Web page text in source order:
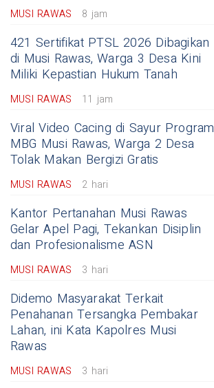
MUSI RAWAS 8 jam
421 Sertifikat PTSL 2026 Dibagikan
di Musi Rawas, Warga 3 Desa Kini
Miliki Kepastian Hukum Tanah
MUSI RAWAS 11 jam
Viral Video Cacing di Sayur Program
MBG Musi Rawas, Warga 2 Desa
Tolak Makan Bergizi Gratis
MUSI RAWAS 2 hari
Kantor Pertanahan Musi Rawas
Gelar Apel Pagi, Tekankan Disiplin
dan Profesionalisme ASN
MUSI RAWAS 3 hari
Didemo Masyarakat Terkait
Penahanan Tersangka Pembakar
Lahan, ini Kata Kapolres Musi
Rawas
MUSI RAWAS 3 hari